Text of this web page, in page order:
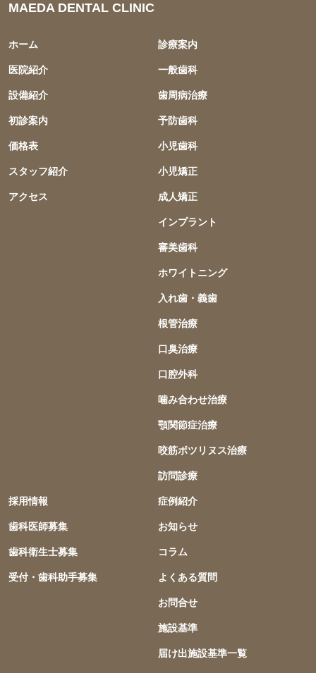
MAEDA DENTAL CLINIC
ホーム
医院紹介
設備紹介
初診案内
価格表
スタッフ紹介
アクセス
診療案内
一般歯科
歯周病治療
予防歯科
小児歯科
小児矯正
成人矯正
インプラント
審美歯科
ホワイトニング
入れ歯・義歯
根管治療
口臭治療
口腔外科
噛み合わせ治療
顎関節症治療
咬筋ボツリヌス治療
訪問診療
採用情報
歯科医師募集
歯科衛生士募集
受付・歯科助手募集
症例紹介
お知らせ
コラム
よくある質問
お問合せ
施設基準
届け出施設基準一覧